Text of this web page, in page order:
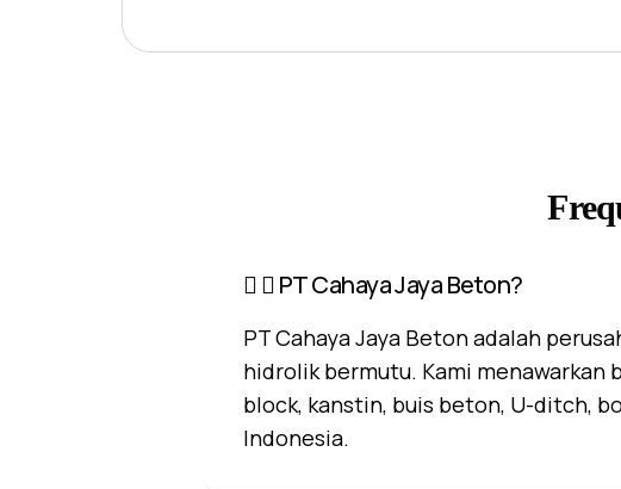
PT Cahaya Jaya Beton?
PT Cahaya Jaya Beton adalah
hidrolik bermutu. Kami menawarkan
block, kanstin, buis beton, U-ditch,
Indonesia.